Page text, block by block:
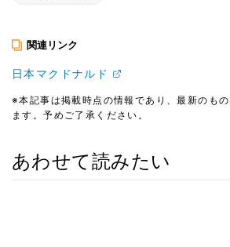
関連リンク
日本マクドナルド
※本記事は掲載時点の情報であり、最新のも
ます。予めご了承ください。
あわせて読みたい